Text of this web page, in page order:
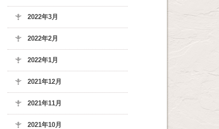
2022年3月
2022年2月
2022年1月
2021年12月
2021年11月
2021年10月